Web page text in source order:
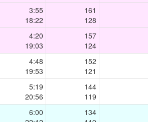
3:55
18:22
161
128
4:20
19:03
157
124
4:48
19:53
152
121
5:19
20:56
144
119
6:00
134